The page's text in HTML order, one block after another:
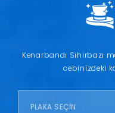
Kenarbandı Sihirbazı
cebinizdeki
PLAKA SEÇİN